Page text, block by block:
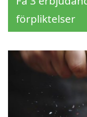
förpliktelser